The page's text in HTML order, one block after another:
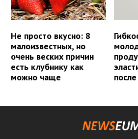
Не просто вкусно: 8
малоизвестных, но
очень веских причин
есть клубнику как
можно чаще